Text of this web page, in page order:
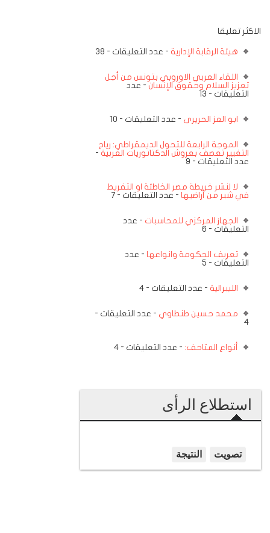
الاكثر تعليقا
هيئة الرقابة الإدارية - عدد التعليقات - 38
اللقاء العربي الاوروبي بتونس من أجل
تعزيز السلام وحقوق الإنسان - عدد
التعليقات - 13
ابو العز الحريرى - عدد التعليقات - 10
الموجة الرابعة للتحول الديمقراطي: رياح
التغيير تعصف بعروش الدكتاتوريات العربية -
عدد التعليقات - 9
لا لنشر خريطة مصر الخاطئة او التفريط
في شبر من أراضيها - عدد التعليقات - 7
الجهاز المركزي للمحاسبات - عدد
التعليقات - 6
تعريف الحكومة وانواعها - عدد
التعليقات - 5
الليبرالية - عدد التعليقات - 4
محمد حسين طنطاوي - عدد التعليقات -
4
أنواع المتاحف: - عدد التعليقات - 4
استطلاع الرأى